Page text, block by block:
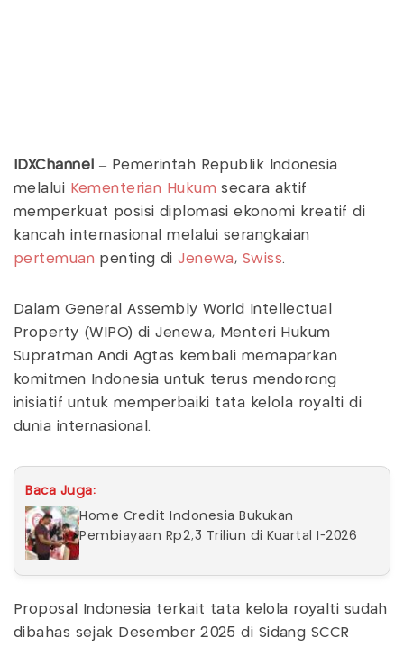
IDXChannel
– Pemerintah Republik Indonesia
melalui Kementerian Hukum secara aktif
memperkuat posisi diplomasi ekonomi kreatif di
kancah internasional melalui serangkaian
pertemuan penting diJenewa , Swiss.
Dalam General Assembly World Intellectual
Property (WIPO) di Jenewa, Menteri Hukum
Supratman Andi Agtas kembali memaparkan
komitmen Indonesia untuk terus mendorong
inisiatif untuk memperbaiki tata kelola royalti di
dunia internasional.
Baca Juga:
Home Credit Indonesia Bukukan
Pembiayaan Rp2,3 Triliun di Kuartal I-2026
Proposal Indonesia terkait tata kelola royalti sudah
dibahas sejak Desember 2025 di Sidang SCCR